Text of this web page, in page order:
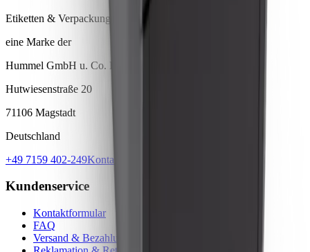
Etiketten & Verpackungen
eine Marke der
Hummel GmbH u. Co. KG
Hutwiesenstraße 20
71106 Magstadt
Deutschland
+49 7159 402-249Kontaktformular
Kundenservice
Kontaktformular
FAQ
Versand & Bezahlung